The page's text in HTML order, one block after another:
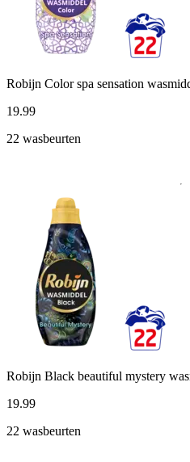
Robijn Color spa sensation
19.99
22 wasbeurten
Robijn Black beautiful mystery
19.99
22 wasbeurten